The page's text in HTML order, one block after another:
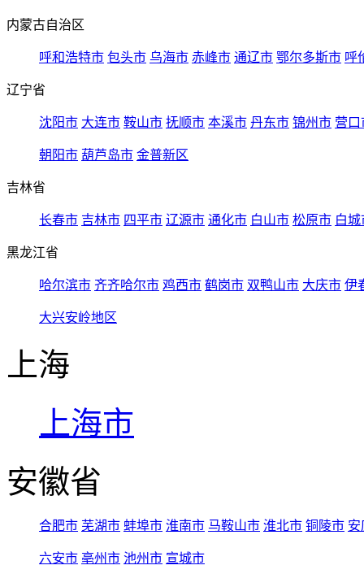
内蒙古自治区
呼和浩特市 包头市 乌海市 赤峰市 通辽市 鄂尔多斯市 呼
辽宁省
沈阳市 大连市 鞍山市 抚顺市 本溪市 丹东市 锦州市 营口
朝阳市 葫芦岛市 金普新区
吉林省
长春市 吉林市 四平市 辽源市 通化市 白山市 松原市 白城
黑龙江省
哈尔滨市 齐齐哈尔市 鸡西市 鹤岗市 双鸭山市 大庆市 伊
大兴安岭地区
上海
上海市
安徽省
合肥市 芜湖市 蚌埠市 淮南市 马鞍山市 淮北市 铜陵市 安
六安市 亳州市 池州市 宣城市